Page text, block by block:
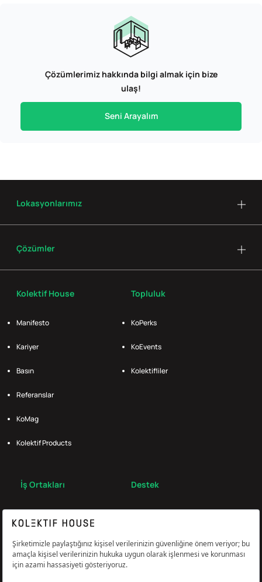
Çözümlerimiz hakkında bilgi almak için bize
ulaş!
Seni Arayalım
Kolektif House
Manifesto
Kariyer
Basın
Referanslar
KoMag
Kolektif Products
Topluluk
KoPerks
KoEvents
Kolektifliler
İş Ortakları Destek
Lokasyonlarımız
Çözümler